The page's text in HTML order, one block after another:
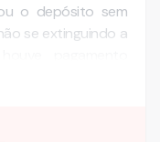
o depósito sem
se extinguindo a